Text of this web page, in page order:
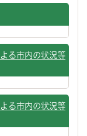
る市内の状況等
る市内の状況等